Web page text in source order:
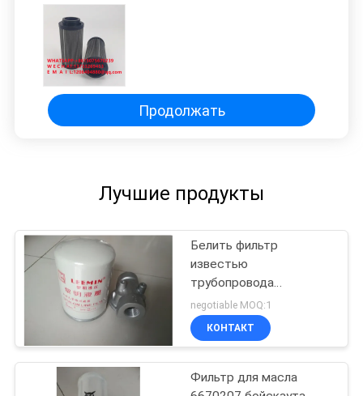
Продолжать
Лучшие продукты
Белить фильтр
известью
трубопровода
гидравлического масла
роторный
negotiable MOQ:1
КОНТАКТ
Фильтр для масла